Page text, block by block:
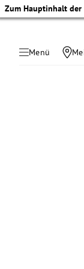
Zum Hauptinhalt der
Menü